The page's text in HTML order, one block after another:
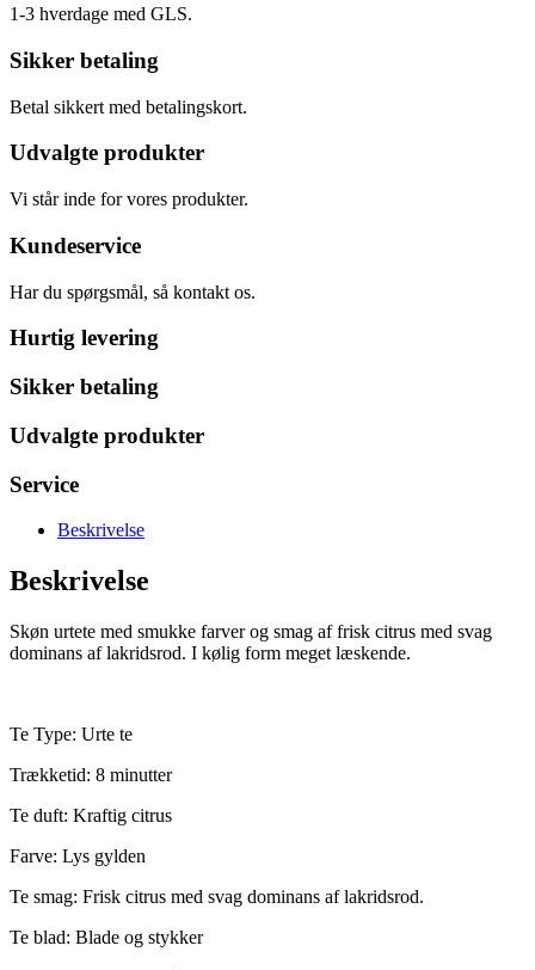
1-3 hverdage med GLS.
Sikker betaling
Betal sikkert med betalingskort.
Udvalgte produkter
Vi står inde for vores produkter.
Kundeservice
Har du spørgsmål, så kontakt os.
Hurtig levering
Sikker betaling
Udvalgte produkter
Service
Beskrivelse
Beskrivelse
Skøn urtete med smukke farver og smag af frisk citrus med svag
dominans af lakridsrod. I kølig form meget læskende.
Te Type: Urte te
Trækketid: 8 minutter
Te duft: Kraftig citrus
Farve: Lys gylden
Te smag: Frisk citrus med svag dominans af lakridsrod.
Te blad: Blade og stykker